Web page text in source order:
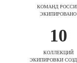
КОМАНД
ЭКИПИРОВАНО
10
КОЛЛЕКЦИЙ
ЭКИПИРОВКИ